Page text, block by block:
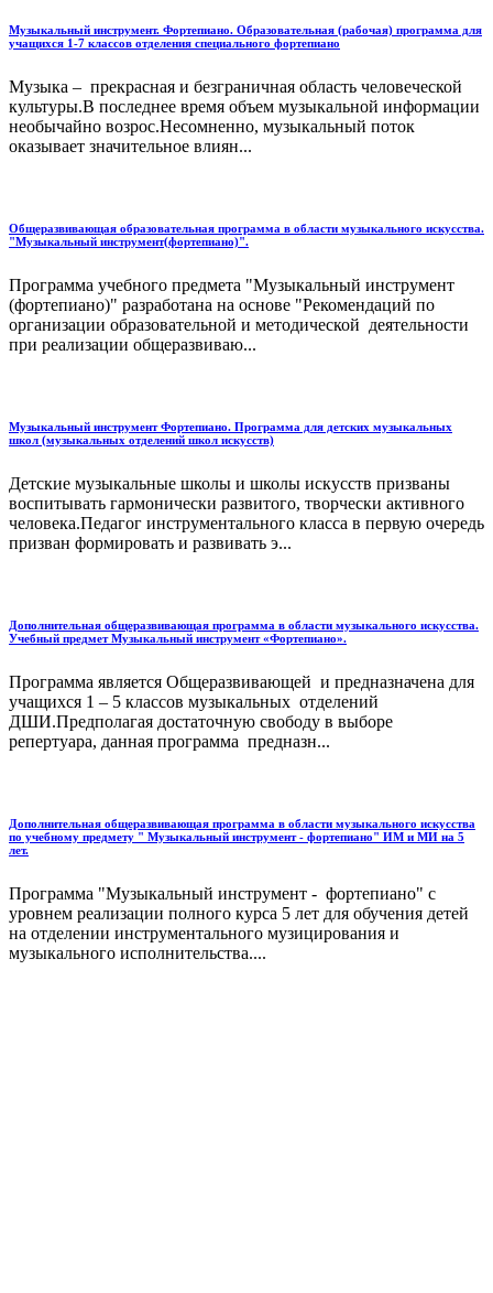
Музыкальный инструмент. Фортепиано. Образовательная (рабочая) программа для
учащихся 1-7 классов отделения специального фортепиано
Музыка – прекрасная и безграничная область человеческой
культуры.В последнее время объем музыкальной информации
необычайно возрос.Несомненно, музыкальный поток
оказывает значительное влиян...
Общеразвивающая образовательная программа в области музыкального искусства.
"Музыкальный инструмент(фортепиано)".
Программа учебного предмета "Музыкальный инструмент
(фортепиано)" разработана на основе "Рекомендаций по
организации образовательной и методической деятельности
при реализации общеразвиваю...
Музыкальный инструмент Фортепиано. Программа для детских музыкальных
школ (музыкальных отделений школ искусств)
Детские музыкальные школы и школы искусств призваны
воспитывать гармонически развитого, творчески активного
человека.Педагог инструментального класса в первую очередь
призван формировать и развивать э...
Дополнительная общеразвивающая программа в области музыкального искусства.
Учебный предмет Музыкальный инструмент «Фортепиано».
Программа является Общеразвивающей и предназначена для
учащихся 1 – 5 классов музыкальных отделений
ДШИ.Предполагая достаточную свободу в выборе
репертуара, данная программа предназн...
Дополнительная общеразвивающая программа в области музыкального искусства
по учебному предмету " Музыкальный инструмент - фортепиано" ИМ и МИ на 5
лет.
Программа "Музыкальный инструмент - фортепиано" с
уровнем реализации полного курса 5 лет для обучения детей
на отделении инструментального музицирования и
музыкального исполнительства....